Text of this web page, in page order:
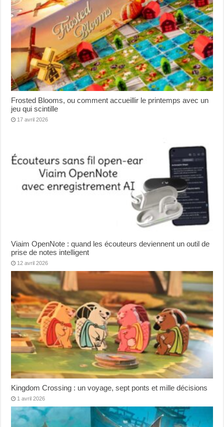
Frosted Blooms, ou comment accueillir le printemps avec un
jeu qui scintille
17 avril 2026
Viaim OpenNote : quand les écouteurs deviennent un outil de
prise de notes intelligent
12 avril 2026
Kingdom Crossing : un voyage, sept ponts et mille décisions
1 avril 2026